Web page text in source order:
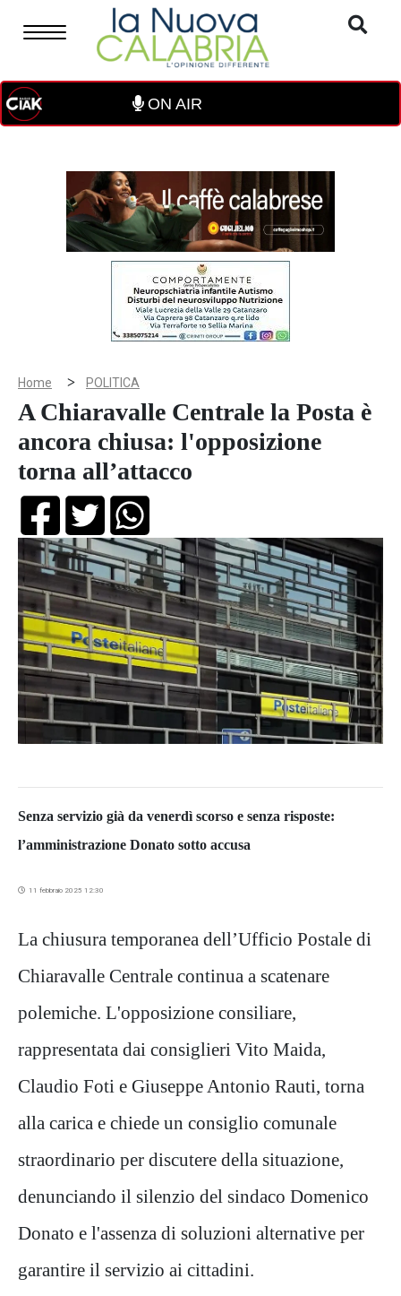
ON AIR
Home > POLITICA
A Chiaravalle Centrale la Posta è
ancora chiusa: l'opposizione
torna all’attacco
Senza servizio già da venerdì scorso e senza risposte:
l’amministrazione Donato sotto accusa
11 febbraio 2025 12:30
La chiusura temporanea dell’Ufficio Postale di
Chiaravalle Centrale continua a scatenare
polemiche. L'opposizione consiliare,
rappresentata dai consiglieri Vito Maida,
Claudio Foti e Giuseppe Antonio Rauti, torna
alla carica e chiede un consiglio comunale
straordinario per discutere della situazione,
denunciando il silenzio del sindaco Domenico
Donato e l'assenza di soluzioni alternative per
garantire il servizio ai cittadini.